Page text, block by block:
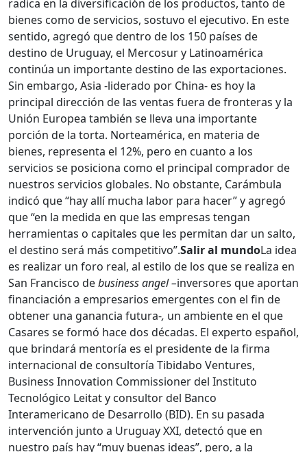
radica en la diversificación de los productos, tanto de
bienes como de servicios, sostuvo el ejecutivo. En este
sentido, agregó que dentro de los 150 países de
destino de Uruguay, el Mercosur y Latinoamérica
continúa un importante destino de las exportaciones.
Sin embargo, Asia -liderado por China- es hoy la
principal dirección de las ventas fuera de fronteras y la
Unión Europea también se lleva una importante
porción de la torta. Norteamérica, en materia de
bienes, representa el 12%, pero en cuanto a los
servicios se posiciona como el principal comprador de
nuestros servicios globales. No obstante, Carámbula
indicó que “hay allí mucha labor para hacer” y agregó
que “en la medida en que las empresas tengan
herramientas o capitales que les permitan dar un salto,
el destino será más competitivo”.Salir al mundoLa idea
es realizar un foro real, al estilo de los que se realiza en
San Francisco debusiness angel –inversores que aportan
financiación a empresarios emergentes con el fin de
obtener una ganancia futura-, un ambiente en el que
Casares se formó hace dos décadas. El experto español,
que brindará mentoría es el presidente de la firma
internacional de consultoría Tibidabo Ventures,
Business Innovation Commissioner del Instituto
Tecnológico Leitat y consultor del Banco
Interamericano de Desarrollo (BID). En su pasada
intervención junto a Uruguay XXI, detectó que en
nuestro país hay “muy buenas ideas”, pero, a la